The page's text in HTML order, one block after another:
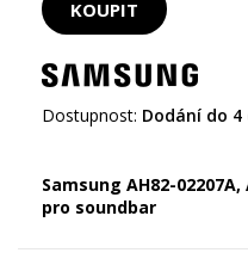
Dostupnost: Dodání do 4
Samsung AH82-
pro soundbar